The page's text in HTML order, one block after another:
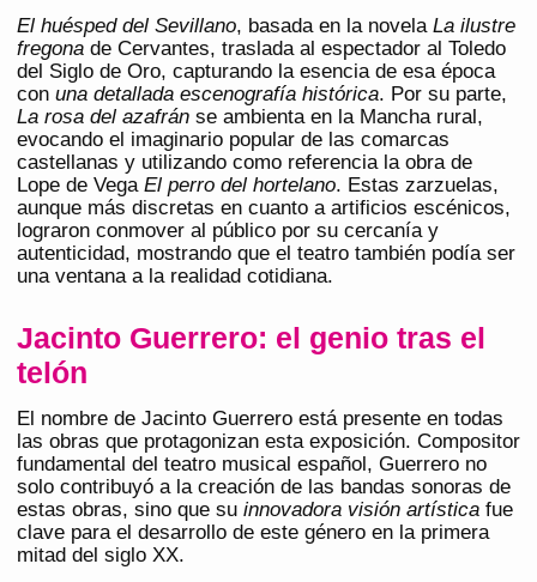
El huésped del Sevillano, basada en la novela La ilustre
fregona de Cervantes, traslada al espectador al Toledo
del Siglo de Oro, capturando la esencia de esa época
con una detallada escenografía histórica. Por su parte,
La rosa del azafrán se ambienta en la Mancha rural,
evocando el imaginario popular de las comarcas
castellanas y utilizando como referencia la obra de
Lope de Vega El perro del hortelano. Estas zarzuelas,
aunque más discretas en cuanto a artificios escénicos,
lograron conmover al público por su cercanía y
autenticidad, mostrando que el teatro también podía ser
una ventana a la realidad cotidiana.
Jacinto Guerrero: el genio tras el
telón
El nombre de Jacinto Guerrero está presente en todas
las obras que protagonizan esta exposición. Compositor
fundamental del teatro musical español, Guerrero no
solo contribuyó a la creación de las bandas sonoras de
estas obras, sino que su innovadora visión artística fue
clave para el desarrollo de este género en la primera
mitad del siglo XX.